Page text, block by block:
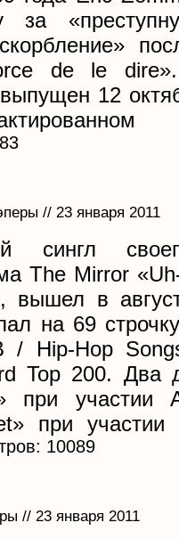
за
de le
12
// 23 января 2011
сингл
The Mirror
вышел в
на 69
/ Hip-Hop
Top 200. Два
при участии
при
10089
// 23 января 2011